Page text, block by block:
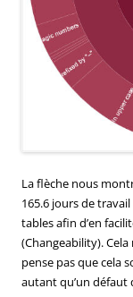
La flèche nous
165.6 jours de
tables afin d’en
(Changeability).
pense pas que cela
autant qu’un défaut